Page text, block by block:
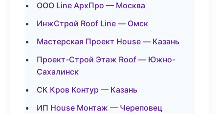
ООО Line АрхПро — Москва
ИнжСтрой Roof Line — Омск
Мастерская Проект House — Казань
Проект-Строй Этаж Roof — Южно-
Сахалинск
СК Кров Контур — Казань
ИП House Монтаж — Череповец